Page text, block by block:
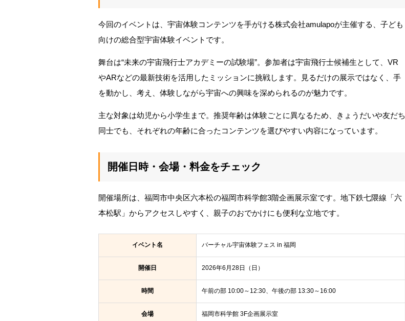
今回のイベントは、宇宙体験コンテンツを手がける株式会社amulapoが主催する、子ども
向けの総合型宇宙体験イベントです。
舞台は“未来の宇宙飛行士アカデミーの試験場”。参加者は宇宙飛行士候補生として、VR
やARなどの最新技術を活用したミッションに挑戦します。見るだけの展示ではなく、手
を動かし、考え、体験しながら宇宙への興味を深められるのが魅力です。
主な対象は幼児から小学生まで。推奨年齢は体験ごとに異なるため、きょうだいや友だち
同士でも、それぞれの年齢に合ったコンテンツを選びやすい内容になっています。
開催日時・会場・料金をチェック
開催場所は、福岡市中央区六本松の福岡市科学館3階企画展示室です。地下鉄七隈線「六
本松駅」からアクセスしやすく、親子のおでかけにも便利な立地です。
イベント名 バーチャル宇宙体験フェス in 福岡
開催日 2026年6月28日（日）
時間 午前の部 10:00～12:30、午後の部 13:30～16:00
会場 福岡市科学館 3F企画展示室